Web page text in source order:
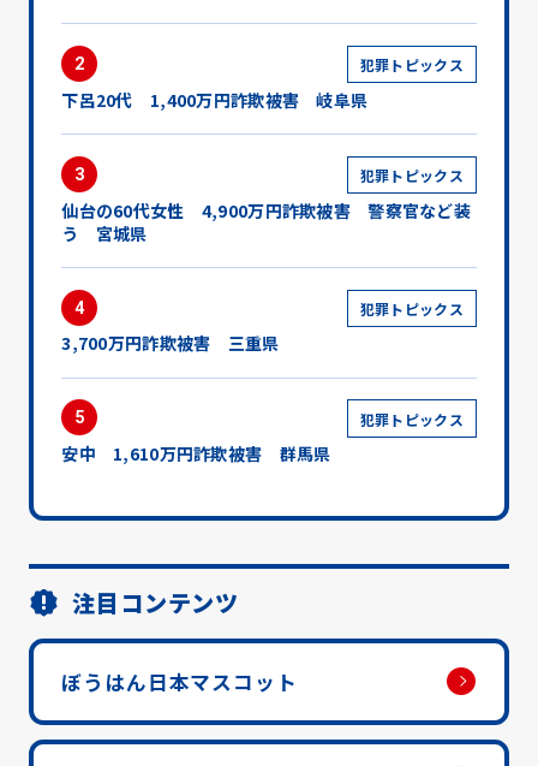
2 犯罪トピックス
下呂20代 1,400万円詐欺被害 岐阜県
3 犯罪トピックス
仙台の60代女性 4,900万円詐欺被害 警察官など装
う 宮城県
4 犯罪トピックス
3,700万円詐欺被害 三重県
5 犯罪トピックス
安中 1,610万円詐欺被害 群馬県
注目コンテンツ
ぼうはん日本マスコット